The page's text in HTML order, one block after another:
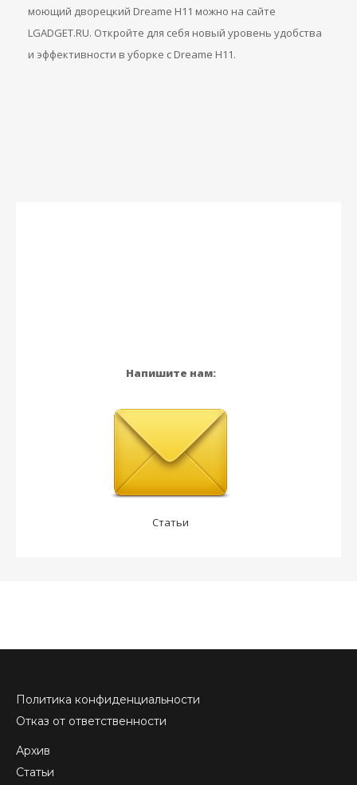
моющий дворецкий Dreame H11 можно на сайте
LGADGET.RU. Откройте для себя новый уровень удобства
и эффективности в уборке с Dreame H11.
Напишите нам:
Статьи
Политика конфиденциальности
Отказ от ответственности
Архив
Статьи